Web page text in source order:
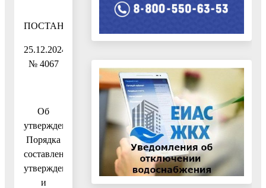
ПОСТАНОВЛЕНИЕ
25.12.2024
№ 4067
Об
утверждении
Порядка
составления,
утверждения
и